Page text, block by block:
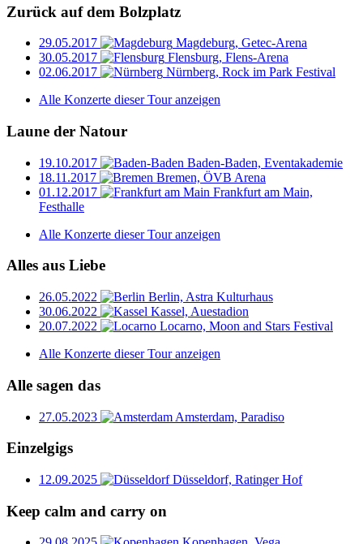
Zurück auf dem Bolzplatz
29.05.2017
Magdeburg, Getec-Arena
30.05.2017
Flensburg, Flens-Arena
02.06.2017
Nürnberg, Rock im Park Festival
Alle Konzerte dieser Tour anzeigen
Laune der Natour
19.10.2017
Baden-Baden, Eventakademie
18.11.2017
Bremen, ÖVB Arena
01.12.2017
Frankfurt am Main,
Festhalle
Alle Konzerte dieser Tour anzeigen
Alles aus Liebe
26.05.2022
Berlin, Astra Kulturhaus
30.06.2022
Kassel, Auestadion
20.07.2022
Locarno, Moon and Stars Festival
Alle Konzerte dieser Tour anzeigen
Alle sagen das
27.05.2023 Amsterdam, Paradiso
Einzelgigs
12.09.2025 Düsseldorf, Ratinger Hof
Keep calm and carry on